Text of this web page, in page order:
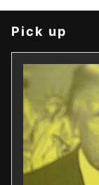
Pick up